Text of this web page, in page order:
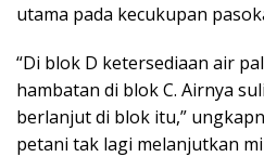
utama pada kecukupan
“Di blok D ketersediaan air
hambatan di blok C. Airnya
berlanjut di blok itu,”
petani tak lagi melanjutkan